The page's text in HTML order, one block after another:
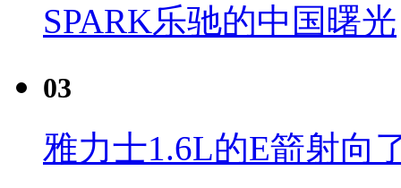
SPARK乐驰的中国曙光
03
雅力士1.6L的E箭射向